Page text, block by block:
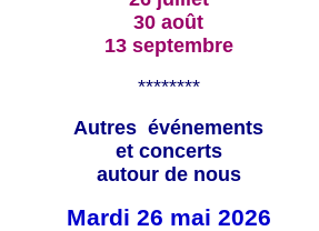
30 août
13 septembre
********
Autres événements
et concerts
autour de nous
Mardi 26 mai 2026